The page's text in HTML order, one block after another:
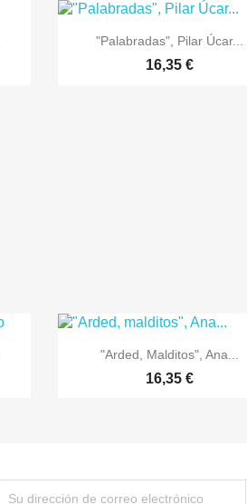
 Vista rápida
"Palabradas", Pilar Úcar...
16,35 €
 Vista rápida
"Arded, Malditos", Ana...
16,35 €